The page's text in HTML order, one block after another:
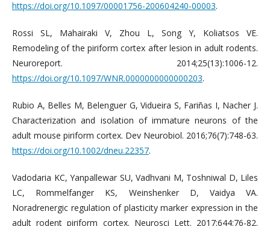
https://doi.org/10.1097/00001756-200604240-00003.
Rossi SL, Mahairaki V, Zhou L, Song Y, Koliatsos VE.
Remodeling of the piriform cortex after lesion in adult rodents.
Neuroreport. 2014;25(13):1006-12.
https://doi.org/10.1097/WNR.0000000000000203.
Rubio A, Belles M, Belenguer G, Vidueira S, Fariñas I, Nacher J.
Characterization and isolation of immature neurons of the
adult mouse piriform cortex. Dev Neurobiol. 2016;76(7):748-63.
https://doi.org/10.1002/dneu.22357.
Vadodaria KC, Yanpallewar SU, Vadhvani M, Toshniwal D, Liles
LC, Rommelfanger KS, Weinshenker D, Vaidya VA.
Noradrenergic regulation of plasticity marker expression in the
adult rodent piriform cortex. Neurosci Lett. 2017;644:76-82.